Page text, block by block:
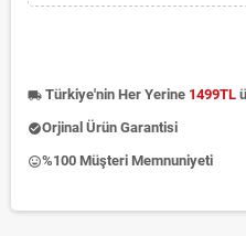
local_shipping Türkiye'nin Her Yerine 1499TL
check_circleOrjinal Ürün Garantisi
insert_emoticon%100 Müşteri Memnuniyeti